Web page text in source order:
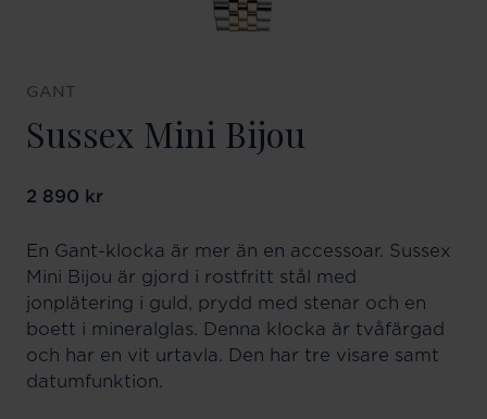
GANT
Sussex Mini Bijou
Pris:2 890 kr
2 890 kr
En Gant-klocka är mer än en accessoar. Sussex
Mini Bijou är gjord i rostfritt stål med
jonplätering i guld, prydd med stenar och en
boett i mineralglas. Denna klocka är tvåfärgad
och har en vit urtavla. Den har tre visare samt
datumfunktion.